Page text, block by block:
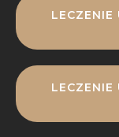
LECZENIE
LECZENIE